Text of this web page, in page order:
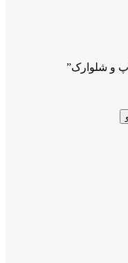
و شلوارک”